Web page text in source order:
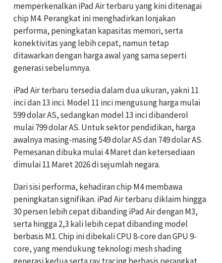
memperkenalkan iPad Air terbaru yang kini ditenagai
chip M4. Perangkat ini menghadirkan lonjakan
performa, peningkatan kapasitas memori, serta
konektivitas yang lebih cepat, namun tetap
ditawarkan dengan harga awal yang sama seperti
generasi sebelumnya.
iPad Air terbaru tersedia dalam dua ukuran, yakni 11
inci dan 13 inci. Model 11 inci mengusung harga mulai
599 dolar AS, sedangkan model 13 inci dibanderol
mulai 799 dolar AS. Untuk sektor pendidikan, harga
awalnya masing-masing 549 dolar AS dan 749 dolar AS.
Pemesanan dibuka mulai 4 Maret dan ketersediaan
dimulai 11 Maret 2026 di sejumlah negara.
Dari sisi performa, kehadiran chip M4 membawa
peningkatan signifikan. iPad Air terbaru diklaim hingga
30 persen lebih cepat dibanding iPad Air dengan M3,
serta hingga 2,3 kali lebih cepat dibanding model
berbasis M1. Chip ini dibekali CPU 8-core dan GPU 9-
core, yang mendukung teknologi mesh shading